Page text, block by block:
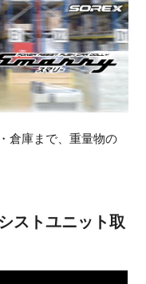
倉庫まで、重量物の
ストユニット取